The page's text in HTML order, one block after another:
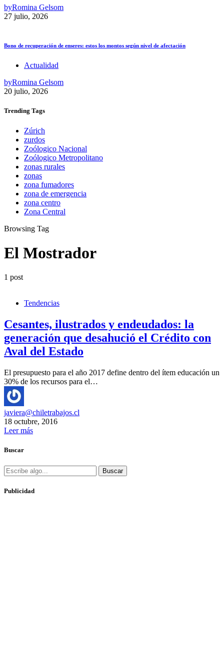
byRomina Gelsom
27 julio, 2026
Bono de recuperación de enseres: estos los montos según nivel de afectación
Actualidad
byRomina Gelsom
20 julio, 2026
Trending Tags
Zúrich
zurdos
Zoólogico Nacional
Zoólogico Metropolitano
zonas rurales
zonas
zona fumadores
zona de emergencia
zona centro
Zona Central
Browsing Tag
El Mostrador
1 post
Tendencias
Cesantes, ilustrados y endeudados: la
generación que desahució el Crédito con
Aval del Estado
El presupuesto para el año 2017 define dentro del ítem educación un
30% de los recursos para el…
javiera@chiletrabajos.cl
18 octubre, 2016
Leer más
Buscar
Buscar
Publicidad